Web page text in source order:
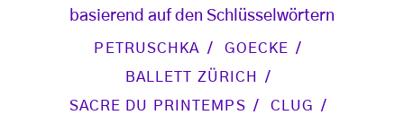
basierend auf den Schlüsselwörtern
PETRUSCHKA
GOECKE
BALLETT ZÜRICH
SACRE DU PRINTEMPS
CLUG